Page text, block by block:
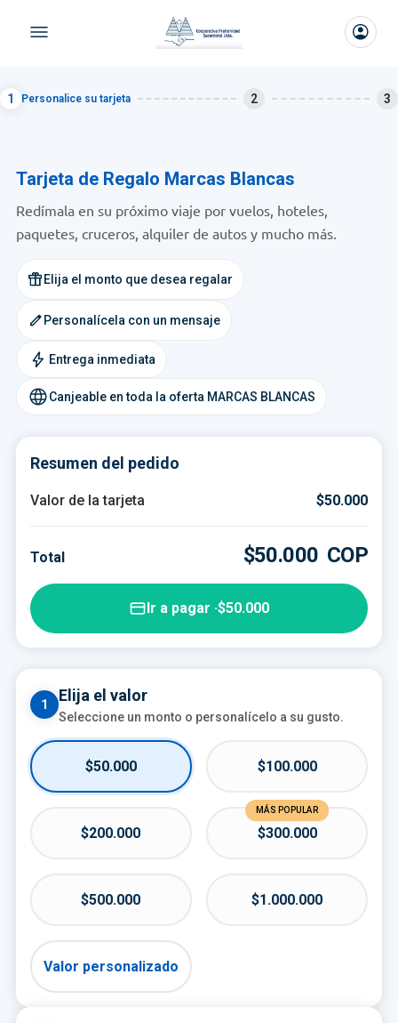
1 Personalice su tarjeta 2 3
Tarjeta de Regalo Marcas Blancas
Redímala en su próximo viaje por vuelos, hoteles,
paquetes, cruceros, alquiler de autos y mucho más.
featured_seasonal_and_gifts Elija el monto que desea regalar
edit Personalícela con un mensaje
Entrega inmediata
Canjeable en toda la oferta MARCAS BLANCAS
DE TARJETA DE REGALO
$50.000
Resumen del pedido
Valor de la tarjeta $50.000
Total $50.000 COP
Ir a pagar ·$50.000
1 Elija el valor
Seleccione un monto o personalícelo a su gusto.
$50.000 $100.000
$200.000
MÁS POPULAR
$300.000
$500.000 $1.000.000
Valor personalizado